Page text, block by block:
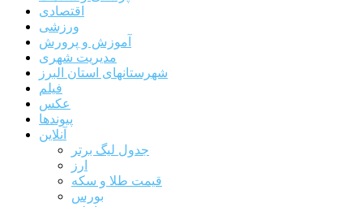
اقتصادی
ورزشی
آموزش و پرورش
مدیریت شهری
شهرستانهای استان البرز
فیلم
عکس
پیوندها
آنلاین
جدول لیگ برتر
ارز
قیمت طلا و سکه
بورس